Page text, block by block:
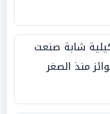
شابة صنعت
منذ الصغر